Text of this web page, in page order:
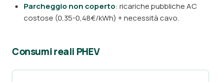
Parcheggio non coperto: ricariche pubbliche AC
costose (0,35-0,48€/kWh) + necessità cavo.
Consumi reali PHEV